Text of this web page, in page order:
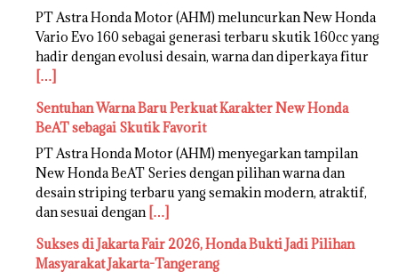
PT Astra Honda Motor (AHM) meluncurkan New Honda
Vario Evo 160 sebagai generasi terbaru skutik 160cc yang
hadir dengan evolusi desain, warna dan diperkaya fitur
[…]
Sentuhan Warna Baru Perkuat Karakter New Honda
BeAT sebagai Skutik Favorit
PT Astra Honda Motor (AHM) menyegarkan tampilan
New Honda BeAT Series dengan pilihan warna dan
desain striping terbaru yang semakin modern, atraktif,
dan sesuai dengan […]
Sukses di Jakarta Fair 2026, Honda Bukti Jadi Pilihan
Masyarakat Jakarta-Tangerang